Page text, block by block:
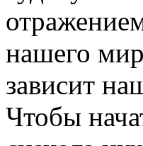
нашего
зависит
Чтобы